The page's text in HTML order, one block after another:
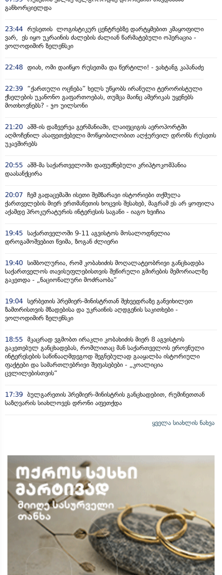
განხორციელდა
23:44 რუსეთის ლოგისტიკურ ცენტრებზე დარტყმებით კმაყოფილი
ვარ, ეს იყო უკრაინის ძალების ძალიან წარმატებული ოპერაცია -
ვოლოდიმირ ზელენსკი
22:48 დიახ, ომი დაიწყო რუსეთმა და წერტილი! - ვახტანგ კაპანაძე
22:39
“ქართული ოცნება” ხელს უწყობს ირანული ტერორისტული
ქსელების უკანონო გაფართოებას, თუმცა მაინც ამერიკას უყენებს
მოთხოვნებს? - ჯო უილსონი
21:20 აშშ-ის დაზვერვა გერმანიაში, ლაიფციგის აეროპორტში
აღმოჩენილ ასაფეთქებელი მოწყობილობით აღჭურვილ დრონს რუსეთს
უკავშირებს
20:55 აშშ-მა საქართველოში დაფუძნებული კრიპტოკომპანია
დაასანქცირა
20:07 ჩემ გადაცემაში ისეთი შემზარავი ისტორიები თქმულა
ქართველების მიერ ერთმანეთის ხოცვის შესახებ, მაგრამ ეს არ ყოფილა
აქამდე პროკურატურის ინტერესის საგანი - იაგო ხვიჩია
19:45 საქართველოში 9-11 აგვისტოს მოსალოდნელია
დროგამოშვებით წვიმა, ზოგან ძლიერი
19:40 სიმბოლურია, რომ კობახიძის მოღალატეობრივი განცხადება
საქართველოს თავისუფლებისთვის შეწირული გმირების მემორიალზე
გაკეთდა - „ნაციონალური მოძრაობა“
19:04 სერბეთის პრემიერ-მინისტრთან შეხვედრაზე განვიხილეთ
ზამთრისთვის მზადებისა და უკრაინის აღდგენის საკითხები -
ვოლოდიმირ ზელენსკი
18:55 მკაცრად ვგმობთ ირაკლი კობახიძის მიერ 8 აგვისტოს
გაკეთებულ განცხადებას, რომლითაც მან საქართველოს ეროვნული
ინტერესების საწინააღმდეგოდ შეგნებულად გააყალბა ისტორიული
ფაქტები და სამართლებრივი შეფასებები - „კოალიცია
ცვლილებისთვის“
17:39 ბულგარეთის პრემიერ-მინისტრის განცხადებით, რუმინეთთან
საზღვარის სიახლოვეს დრონი აფეთქდა
ყველა სიახლის ნახვა